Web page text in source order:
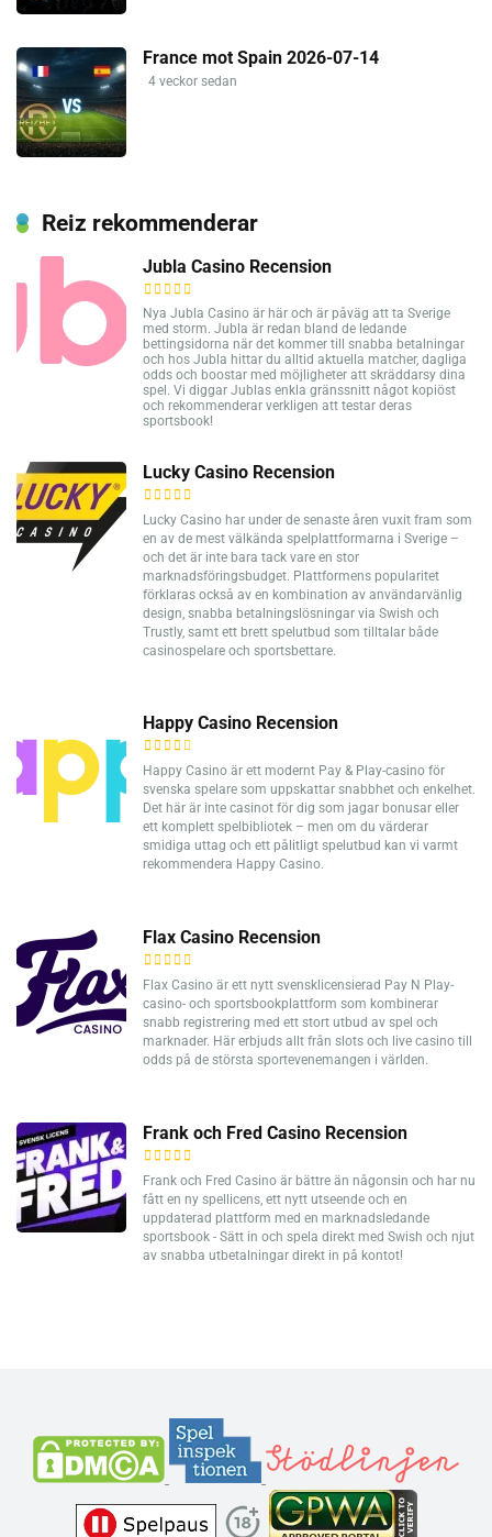
France mot Spain 2026-07-14
4 veckor sedan
Reiz rekommenderar
Jubla Casino Recension
Nya Jubla Casino är här och är påväg att ta Sverige
med storm. Jubla är redan bland de ledande
bettingsidorna när det kommer till snabba betalningar
och hos Jubla hittar du alltid aktuella matcher, dagliga
odds och boostar med möjligheter att skräddarsy dina
spel. Vi diggar Jublas enkla gränssnitt något kopiöst
och rekommenderar verkligen att testar deras
sportsbook!
Lucky Casino Recension
Lucky Casino har under de senaste åren vuxit fram som
en av de mest välkända spelplattformarna i Sverige –
och det är inte bara tack vare en stor
marknadsföringsbudget. Plattformens popularitet
förklaras också av en kombination av användarvänlig
design, snabba betalningslösningar via Swish och
Trustly, samt ett brett spelutbud som tilltalar både
casinospelare och sportsbettare.
Happy Casino Recension
Happy Casino är ett modernt Pay & Play-casino för
svenska spelare som uppskattar snabbhet och enkelhet.
Det här är inte casinot för dig som jagar bonusar eller
ett komplett spelbibliotek – men om du värderar
smidiga uttag och ett pålitligt spelutbud kan vi varmt
rekommendera Happy Casino.
Flax Casino Recension
Flax Casino är ett nytt svensklicensierad Pay N Play-
casino- och sportsbookplattform som kombinerar
snabb registrering med ett stort utbud av spel och
marknader. Här erbjuds allt från slots och live casino till
odds på de största sportevenemangen i världen.
Frank och Fred Casino Recension
Frank och Fred Casino är bättre än någonsin och har nu
fått en ny spellicens, ett nytt utseende och en
uppdaterad plattform med en marknadsledande
sportsbook - Sätt in och spela direkt med Swish och njut
av snabba utbetalningar direkt in på kontot!